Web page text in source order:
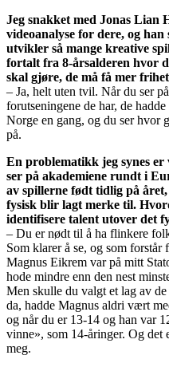
Jeg snakket med Jonas Lian
videoanalyse for dere, og
utvikler så mange kreative
fortalt fra 8-årsalderen hvor
skal gjøre, de må få mer
– Ja, helt uten tvil. Når du ser
forutseningene de har, de
Norge en gang, og du ser hvor
på.
En problematikk jeg synes er
ser på akademiene rundt i
av spillerne født tidlig på
fysisk blir lagt merke til.
identifisere talent utover det
– Du er nødt til å ha flinkere
Som klarer å se, og som
Magnus Eikrem var på mitt
hode mindre enn den nest
Men skulle du valgt et lag av
da, hadde Magnus aldri vært
og når du er 13-14 og han var
vinne», som 14-åringer. Og
meg.